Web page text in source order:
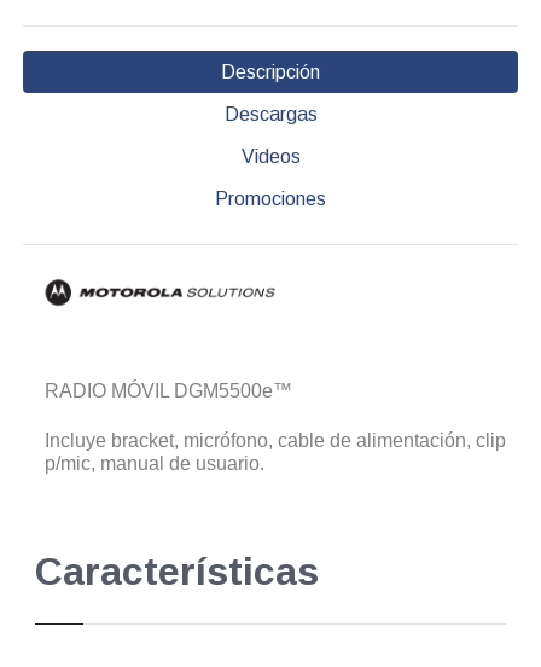
Descripción
Descargas
Videos
Promociones
RADIO MÓVIL DGM5500e™
Incluye bracket, micrófono, cable de alimentación, clip
p/mic, manual de usuario.
Características